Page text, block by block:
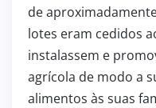
de
lotes eram cedidos
instalassem e
agrícola de modo a
alimentos às suas